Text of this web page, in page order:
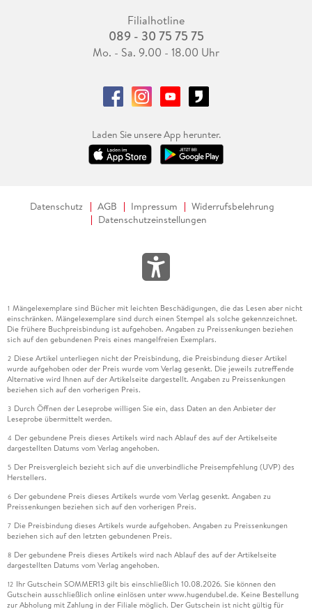
Filialhotline
089 - 30 75 75 75
Mo. - Sa. 9.00 - 18.00 Uhr
Laden Sie unsere App herunter.
Datenschutz AGB Impressum
Widerrufsbelehrung
Datenschutzeinstellungen
1 Mängelexemplare sind Bücher mit leichten Beschädigungen, die das Lesen aber nicht
einschränken. Mängelexemplare sind durch einen Stempel als solche gekennzeichnet.
Die frühere Buchpreisbindung ist aufgehoben. Angaben zu Preissenkungen beziehen
sich auf den gebundenen Preis eines mangelfreien Exemplars.
2 Diese Artikel unterliegen nicht der Preisbindung, die Preisbindung dieser Artikel
wurde aufgehoben oder der Preis wurde vom Verlag gesenkt. Die jeweils zutreffende
Alternative wird Ihnen auf der Artikelseite dargestellt. Angaben zu Preissenkungen
beziehen sich auf den vorherigen Preis.
3 Durch Öffnen der Leseprobe willigen Sie ein, dass Daten an den Anbieter der
Leseprobe übermittelt werden.
4 Der gebundene Preis dieses Artikels wird nach Ablauf des auf der Artikelseite
dargestellten Datums vom Verlag angehoben.
5 Der Preisvergleich bezieht sich auf die unverbindliche Preisempfehlung (UVP) des
Herstellers.
6 Der gebundene Preis dieses Artikels wurde vom Verlag gesenkt. Angaben zu
Preissenkungen beziehen sich auf den vorherigen Preis.
7 Die Preisbindung dieses Artikels wurde aufgehoben. Angaben zu Preissenkungen
beziehen sich auf den letzten gebundenen Preis.
8 Der gebundene Preis dieses Artikels wird nach Ablauf des auf der Artikelseite
dargestellten Datums vom Verlag angehoben.
12 Ihr Gutschein SOMMER13 gilt bis einschließlich 10.08.2026. Sie können den
Gutschein ausschließlich online einlösen unter www.hugendubel.de. Keine Bestellung
zur Abholung mit Zahlung in der Filiale möglich. Der Gutschein ist nicht gültig für